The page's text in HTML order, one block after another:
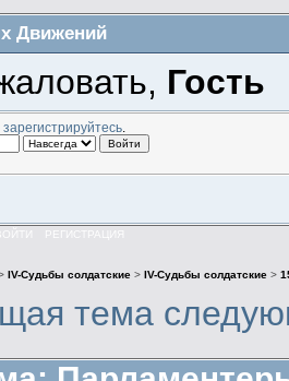
Движений
Гость
зарегистрируйтесь.
РЕГИСТРАЦИЯ
IV-Судьбы солдатские> IV-Судьбы солдатские>
тема